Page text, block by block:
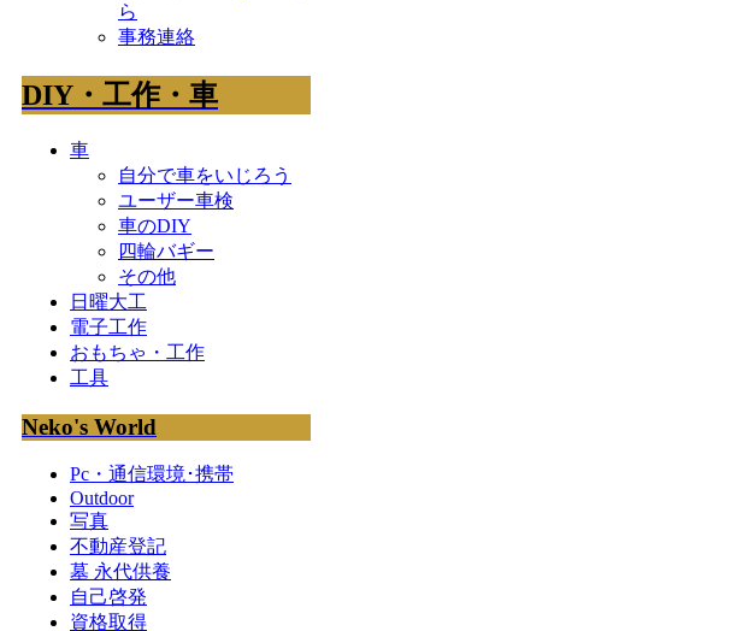
ら
事務連絡
DIY・工作・車
車
自分で車をいじろう
ユーザー車検
車のDIY
四輪バギー
その他
日曜大工
電子工作
おもちゃ・工作
工具
Neko's World
Pc・通信環境･携帯
Outdoor
写真
不動産登記
墓 永代供養
自己啓発
資格取得